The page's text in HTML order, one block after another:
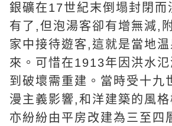
銀礦在17世紀末倒塌封閉而
有了,但泡湯客卻有增無減,
家中接待遊客,這就是當地
來。可惜在1913年因洪水
到破壞需重建。當時受十九
漫主義影響,和洋建築的風
亦紛紛由平房改建為三至四